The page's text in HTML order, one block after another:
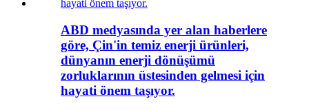
ABD medyasında yer alan haberlere
göre, Çin'in temiz enerji ürünleri,
dünyanın enerji dönüşümü
zorluklarının üstesinden gelmesi için
hayati önem taşıyor.